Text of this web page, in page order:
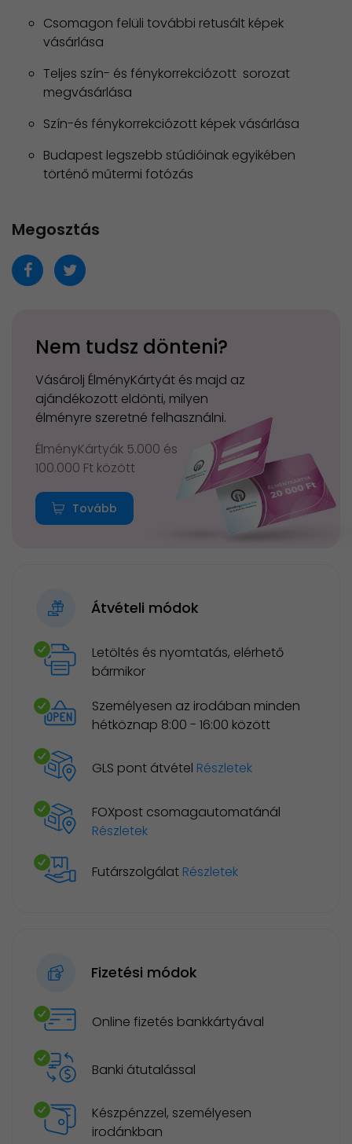
Csomagon felüli további retusált képek
vásárlása
Teljes szín- és fénykorrekciózott sorozat
megvásárlása
Szín-és fénykorrekciózott képek vásárlása
Budapest legszebb stúdióinak egyikében
történő műtermi fotózás
Megosztás
Nem tudsz dönteni?
Vásárolj ÉlményKártyát és majd az
ajándékozott eldönti, milyen
élményre szeretné felhasználni.
ÉlményKártyák 5.000 és
100.000 Ft között
Tovább
Átvételi módok
Letöltés és nyomtatás, elérhető
bármikor
Személyesen az irodában minden
hétköznap 8:00 - 16:00 között
GLS pont átvétel Részletek
FOXpost csomagautomatánál
Részletek
Futárszolgálat Részletek
Fizetési módok
Online fizetés bankkártyával
Banki átutalással
Készpénzzel, személyesen
irodánkban